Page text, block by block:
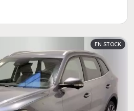
EN STOCK